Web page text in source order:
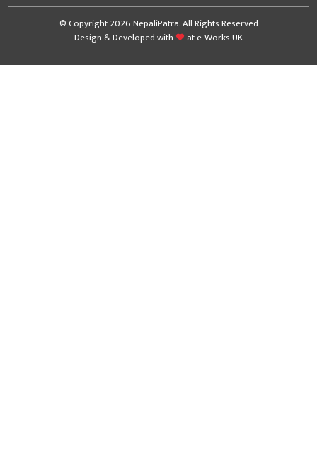
© Copyright 2026 NepaliPatra. All Rights Reserved
Design & Developed with
ate-Works UK